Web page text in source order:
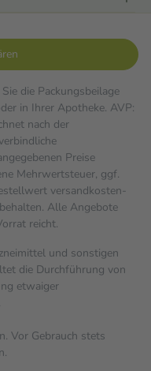
die Packungsbeilage
in Ihrer Apotheke. AVP:
nach der
Preise
Mehrwertsteuer, ggf.
versand­kosten­
Alle Angebote
reicht.
und sonstigen
die Durchführung von
etwaiger
Vor Gebrauch stets